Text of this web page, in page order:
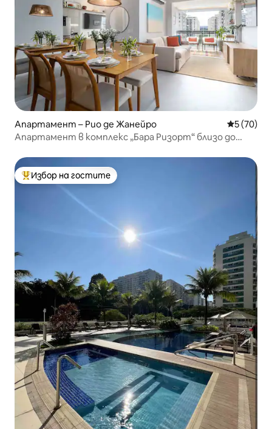
Апартамент – Рио де Жанейро Средна
5 (70)
Апартамент в комплекс „Бара Ризорт“ близо до
Най-популярен избор на гостите
Избор на гостите